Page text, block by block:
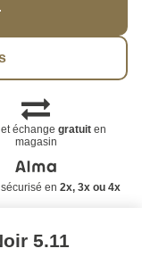
et échangegratuit en
magasin
en 2x, 3x ou 4x
5.11